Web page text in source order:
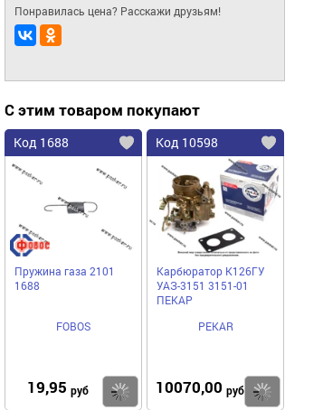
Понравилась цена? Расскажи друзьям!
С этим товаром покупают
Код 1688
Пружина газа 2101
1688
FOBOS
19,95 руб Купить
Код 10598
Карбюратор К126ГУ
УАЗ-3151 3151-01
ПЕКАР
PEKAR
10070,00 руб